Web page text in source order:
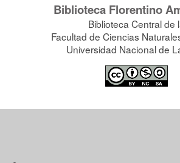
Biblioteca Florentino
Biblioteca Central de
Facultad de Ciencias
Universidad Nacional de